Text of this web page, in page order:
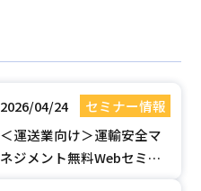
2026/04/24
セミナー情報
＜運送業向け＞運輸安全マ
ネジメント無料Webセミ